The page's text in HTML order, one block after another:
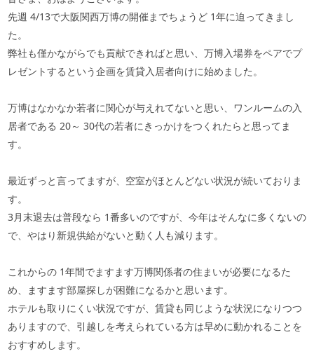
先週 4/13で大阪関西万博の開催までちょうど 1年に迫ってきまし
た。
弊社も僅かながらでも貢献できればと思い、万博入場券をペアでプ
レゼントするという企画を賃貸入居者向けに始めました。
万博はなかなか若者に関心が与えれてないと思い、ワンルームの入
居者である 20～ 30代の若者にきっかけをつくれたらと思ってま
す。
最近ずっと言ってますが、空室がほとんどない状況が続いておりま
す。
3月末退去は普段なら 1番多いのですが、今年はそんなに多くないの
で、やはり新規供給がないと動く人も減ります。
これからの 1年間でますます万博関係者の住まいが必要になるた
め、ますます部屋探しが困難になるかと思います。
ホテルも取りにくい状況ですが、賃貸も同じような状況になりつつ
ありますので、引越しを考えられている方は早めに動かれることを
おすすめします。